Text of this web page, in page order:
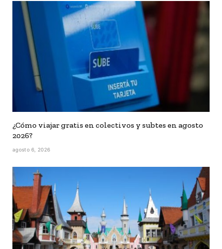
¿Cómo viajar gratis en colectivos y subtes en agosto
2026?
agosto 6, 2026